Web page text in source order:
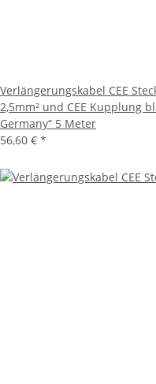
Verlängerungskabel CEE
2,5mm² und CEE Kupplung
Germany“ 5 Meter
56,60 € *